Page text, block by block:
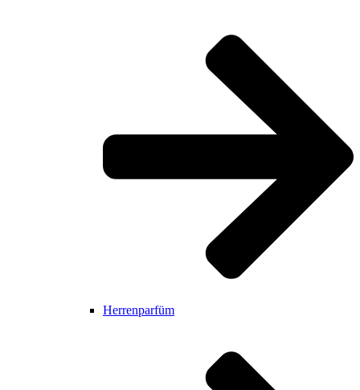
Herrenparfüm